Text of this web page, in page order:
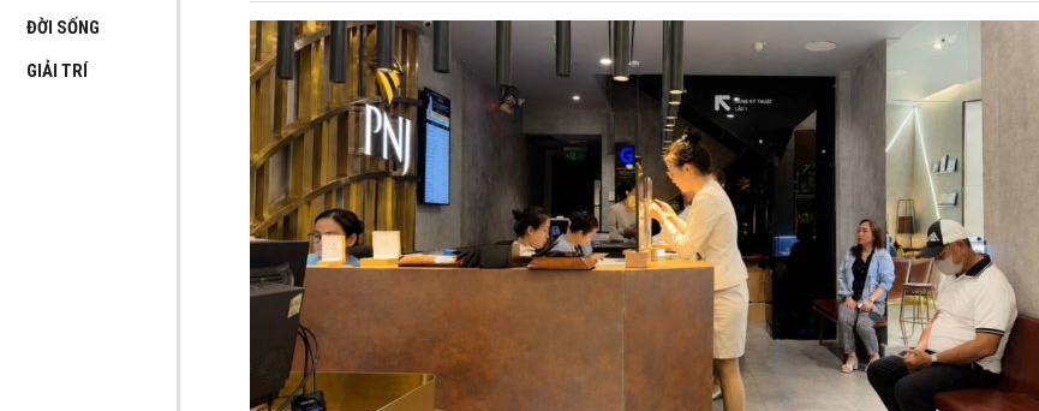
ĐỜI SỐNG
GIẢI TRÍ